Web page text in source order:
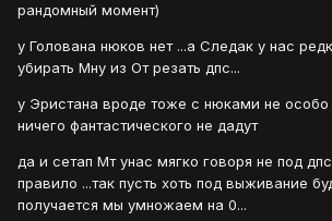
рандомный момент)
у Голована нюков нет ...а Следак у нас
убирать Мну из От резать дпс...
у Эристана вроде тоже с нюками не особо
ничего фантастического не дадут
да и сетап Мт унас мягко говоря не под
правило ...так пусть хоть под выживание
получается мы умножаем на 0...